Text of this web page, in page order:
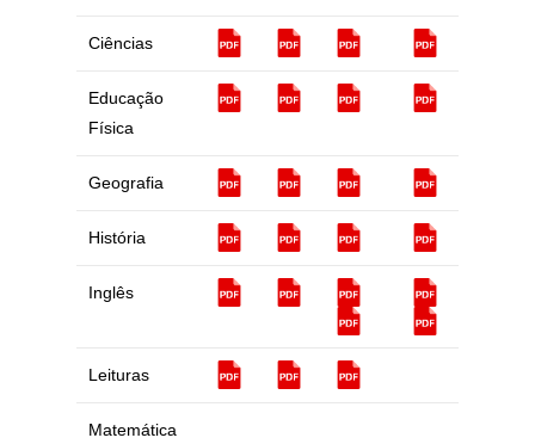
Ciências
Educação
Física
Geografia
História
Inglês
Leituras
Matemática